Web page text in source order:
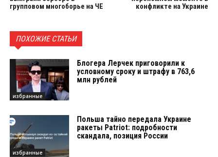
групповом многоборье на ЧЕ
конфликте на Украине
ПОХОЖИЕ СТАТЬИ
избранные
Блогера Лерчек приговорили к
условному сроку и штрафу в 763,6
млн рублей
избранные
Польша тайно передала Украине
ракеты Patriot: подробности
скандала, позиция России